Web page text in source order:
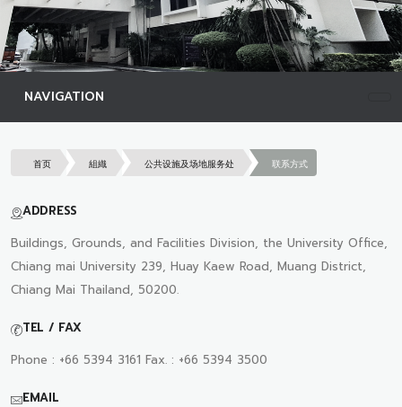
NAVIGATION
首页 組織 公共设施及场地服务处 联系方式
ADDRESS
Buildings, Grounds, and Facilities Division, the University Office,
Chiang mai University 239, Huay Kaew Road, Muang District,
Chiang Mai Thailand, 50200.
TEL / FAX
Phone : +66 5394 3161 Fax. : +66 5394 3500
EMAIL